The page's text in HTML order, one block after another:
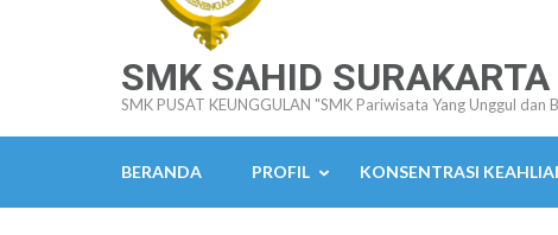
SMK SAHID SURAKARTA
SMK PUSAT KEUNGGULAN "SMK Pariwisata Yang Unggul dan
BERANDA PROFIL KONSENTRASI